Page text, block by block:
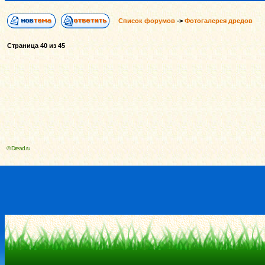
Список форумов -> Фотогалерея дредов
Страница 40 из 45
© Dread.ru